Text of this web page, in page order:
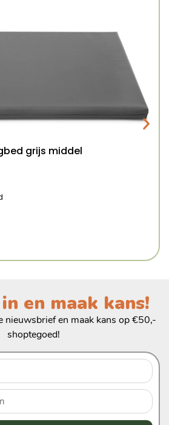
grijs middel
en maak kans!
nieuwsbrief en maak kans op €50,-
shoptegoed!